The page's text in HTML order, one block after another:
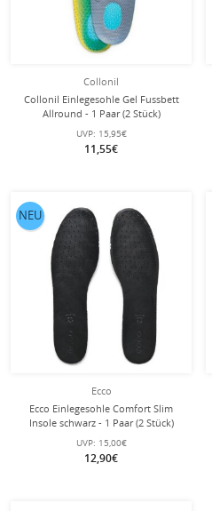
Collonil
Collonil Einlegesohle Gel Fussbett
Allround - 1 Paar (2 Stück)
UVP: 15,95€
11,55€
Ecco
Ecco Einlegesohle Comfort Slim
Insole schwarz - 1 Paar (2 Stück)
UVP: 15,00€
12,90€
NEU